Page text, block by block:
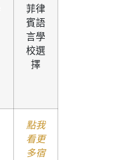
菲律
賓語
言學
校選
擇
點我
看更
多宿